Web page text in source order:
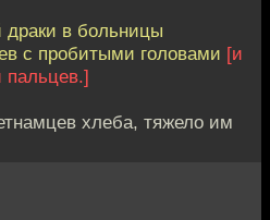
в больницы
с пробитыми головами [и
хлеба, тяжело им